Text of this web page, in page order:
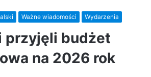
Ważne wiadomości Wydarzenia
przyjęli budżet
na 2026 rok